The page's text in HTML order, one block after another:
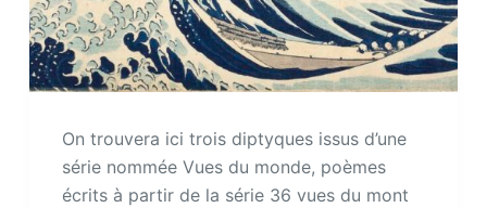
On trouvera ici trois diptyques issus d’une
série nommée Vues du monde, poèmes
écrits à partir de la série 36 vues du mont